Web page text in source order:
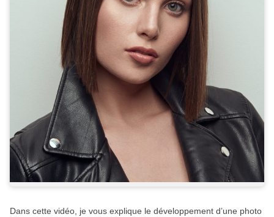
Dans cette vidéo, je vous explique le développement d’une photo